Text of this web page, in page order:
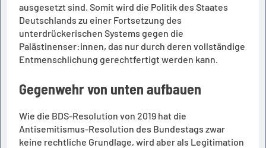
ausgesetzt sind. Somit wird die Politik des Staates
Deutschlands zu einer Fortsetzung des
unterdrückerischen Systems gegen die
Palästinenser:innen, das nur durch deren vollständige
Entmenschlichung gerechtfertigt werden kann.
Gegenwehr von unten aufbauen
Wie die BDS-Resolution von 2019 hat die
Antisemitismus-Resolution des Bundestags zwar
keine rechtliche Grundlage, wird aber als Legitimation